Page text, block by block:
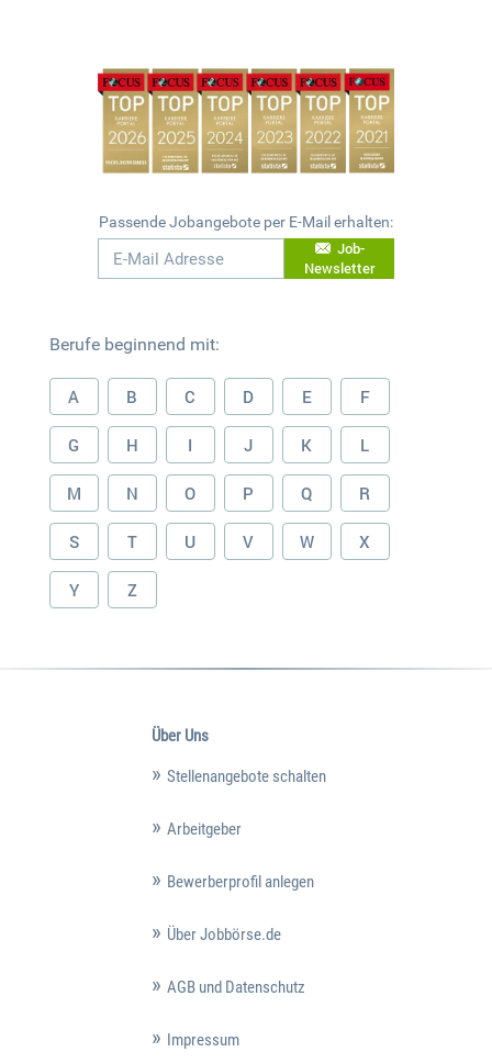
Passende Jobangebote per E-Mail erhalten:
Job-
Newsletter
Berufe beginnend mit:
A B C D E F
G H I J K L
M N O P Q R
S T U V W X
Y Z
Über Uns
Stellenangebote schalten
Arbeitgeber
Bewerberprofil anlegen
Über Jobbörse.de
AGB und Datenschutz
Impressum